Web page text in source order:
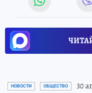
НОВОСТИ ОБЩЕСТВО 30